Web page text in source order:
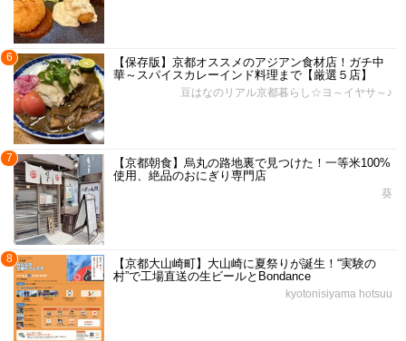
6
【保存版】京都オススメのアジアン食材店！ガチ中
華～スパイスカレーインド料理まで【厳選５店】
豆はなのリアル京都暮らし☆ヨ～イヤサ～♪
7
【京都朝食】烏丸の路地裏で見つけた！一等米100%
使用、絶品のおにぎり専門店
葵
8
【京都大山崎町】大山崎に夏祭りが誕生！“実験の
村”で工場直送の生ビールとBondance
kyotonisiyama hotsuu